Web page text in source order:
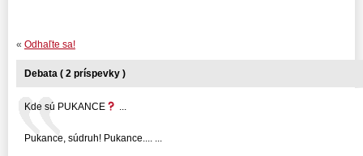
« Odhaľte sa!
Debata ( 2 príspevky )
Kde sú PUKANCE
Pukance, súdruh! Pukance.... ...